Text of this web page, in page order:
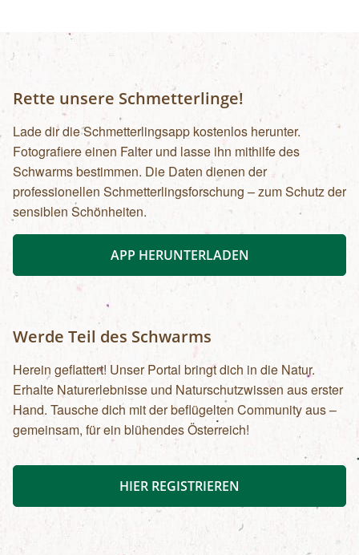
Rette unsere Schmetterlinge!
Lade dir die Schmetterlingsapp kostenlos herunter.
Fotografiere einen Falter und lasse ihn mithilfe des
Schwarms bestimmen. Die Daten dienen der
professionellen Schmetterlingsforschung – zum Schutz der
sensiblen Schönheiten.
APP HERUNTERLADEN
Werde Teil des Schwarms
Herein geflattert! Unser Portal bringt dich in die Natur.
Erhalte Naturerlebnisse und Naturschutzwissen aus erster
Hand. Tausche dich mit der beflügelten Community aus –
gemeinsam, für ein blühendes Österreich!
HIER REGISTRIEREN